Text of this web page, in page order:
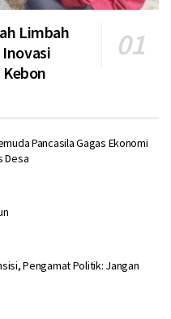
Limbah
Pancasila Gagas Ekonomi
Desa
Pengamat Politik: Jangan